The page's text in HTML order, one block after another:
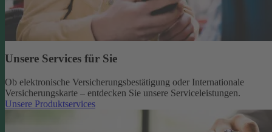
Unsere Services für Sie
Ob elektronische Versicherungsbestätigung oder Internationale
Versicherungskarte – entdecken Sie unsere Serviceleistungen.
Unsere Produktservices